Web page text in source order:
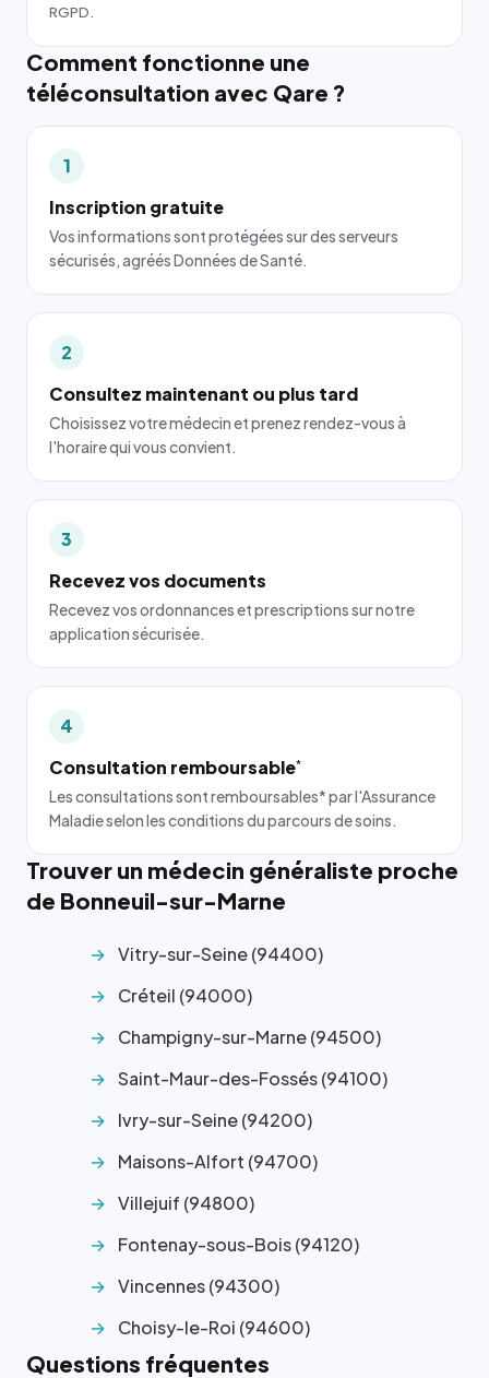
RGPD.
Comment fonctionne une
téléconsultation avec Qare ?
1
Inscription gratuite
Vos informations sont protégées sur des serveurs
sécurisés, agréés Données de Santé.
2
Consultez maintenant ou plus tard
Choisissez votre médecin et prenez rendez-vous à
l'horaire qui vous convient.
3
Recevez vos documents
Recevez vos ordonnances et prescriptions sur notre
application sécurisée.
4
Consultation remboursable*
Les consultations sont remboursables* par l'Assurance
Maladie selon les conditions du parcours de soins.
Trouver un médecin généraliste proche
de Bonneuil-sur-Marne
Vitry-sur-Seine (94400)
Créteil (94000)
Champigny-sur-Marne (94500)
Saint-Maur-des-Fossés (94100)
Ivry-sur-Seine (94200)
Maisons-Alfort (94700)
Villejuif (94800)
Fontenay-sous-Bois (94120)
Vincennes (94300)
Choisy-le-Roi (94600)
Questions fréquentes